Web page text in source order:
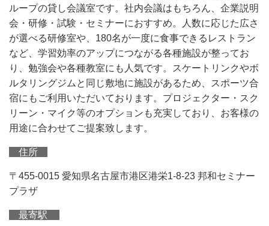
ループの貸し会議室です。社内会議はもちろん、企業説明
会・研修・試験・セミナーにおすすめ。人数に応じた広さ
が選べる研修室や、180名が一度に食事できるレストラン
など、学習効率のアップにつながる各種施設が整ってお
り、勉強会や各種教室にも人気です。スケートリンクやボ
ルタリングジムと同じ敷地に施設があるため、スポーツ合
宿にもご利用いただいております。プロジェクター・スク
リーン・マイク等のオプションも充実しており、お客様の
用途に合わせてご提案致します。
住所
〒455-0015 愛知県名古屋市港区港栄1-8-23 邦和セミナー
プラザ
最寄駅